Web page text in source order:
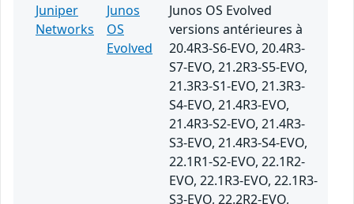
Juniper
Networks
Junos
OS
Evolved
Junos OS Evolved
versions antérieures à
20.4R3-S6-EVO, 20.4R3-
S7-EVO, 21.2R3-S5-EVO,
21.3R3-S1-EVO, 21.3R3-
S4-EVO, 21.4R3-EVO,
21.4R3-S2-EVO, 21.4R3-
S3-EVO, 21.4R3-S4-EVO,
22.1R1-S2-EVO, 22.1R2-
EVO, 22.1R3-EVO, 22.1R3-
S3-EVO, 22.2R2-EVO,